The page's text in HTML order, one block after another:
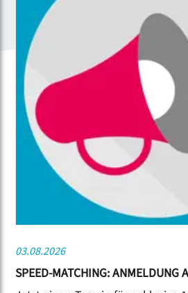
03.08.2026
SPEED-MATCHING: ANMELDUNG